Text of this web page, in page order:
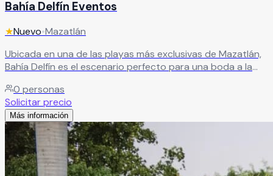
Bahía Delfín Eventos
★Nuevo•Mazatlán
Ubicada en una de las playas más exclusivas de Mazatlán,
Bahía Delfín es el escenario perfecto para una boda a la
algunos de los atardeceres más impresionantes del
Pacífico, creando un ambiente mágico para celebrar junto
a tus seres queridos un momento verdaderamente
inolvidable. Leer más
0 personas
Solicitar precio
Más información